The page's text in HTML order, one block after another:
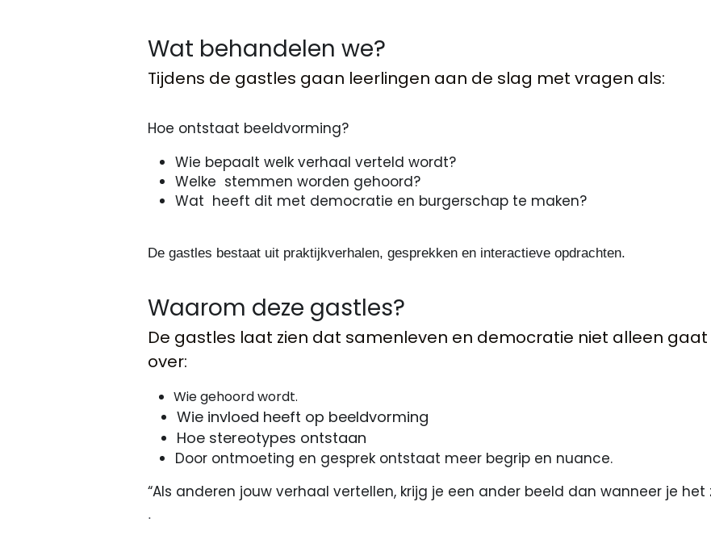
Wat behandelen we?
Tijdens de gastles gaan leerlingen aan de slag met vragen als:
Hoe ontstaat beeldvorming?
Wie bepaalt welk verhaal verteld wordt?
Welke  stemmen worden gehoord?
Wat  heeft dit
De gastles bestaat uit praktijkverhalen, gesprekken en interactieve opdrachten.
Waarom deze gastles?
De gastles laat zien dat samenleven en democratie niet alleen
over:
Wie gehoord wordt.
Wie invloed heeft op beeldvorming
Hoe stereotypes ontstaan
Door ontmoeting en gesprek ontstaat meer begrip en nuance.
“Als anderen jouw verhaal vertellen, krijg je een ander beeld dan wanneer je het
.